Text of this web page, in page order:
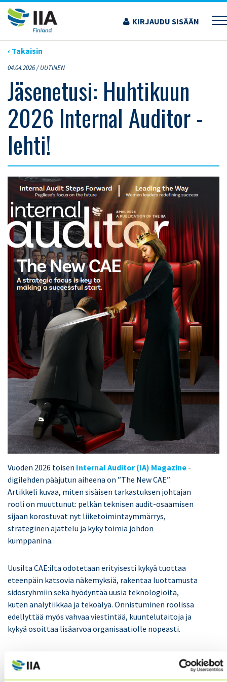
Siirry
sisältöön
KIRJAUDU SISÄÄN
›ARTIKKELIT›JÄSENETUSI: HUHTIKUUN 2026 INTERNAL AUDITOR -LEHTI!
‹ Takaisin
04.04.2026 /UUTINEN
Jäsenetusi: Huhtikuun
2026 Internal Auditor -
lehti!
Vuoden 2026 toisen Internal Auditor (IA) Magazine -
digilehden pääjutun aiheena on ”The New CAE”.
Artikkeli kuvaa, miten sisäisen tarkastuksen johtajan
rooli on muuttunut: pelkän teknisen audit-osaamisen
sijaan korostuvat nyt liiketoimintaymmärrys,
strateginen ajattelu ja kyky toimia johdon
kumppanina.
Uusilta CAE:ilta odotetaan erityisesti kykyä tuottaa
eteenpäin katsovia näkemyksiä, rakentaa luottamusta
sidosryhmiin sekä hyödyntää uusia teknologioita,
kuten analytiikkaa ja tekoälyä. Onnistuminen roolissa
edellyttää myös vahvaa viestintää, kuuntelutaitoja ja
kykyä osoittaa lisäarvoa organisaatiolle nopeasti.